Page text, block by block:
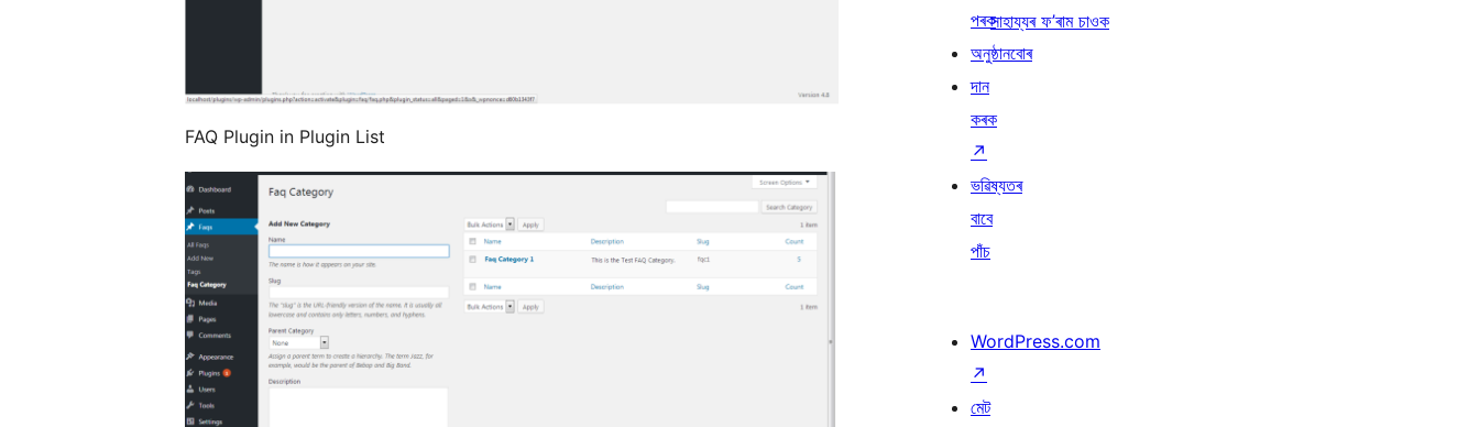
FAQ Plugin in Plugin List
সাহায্যৰ ফ’ৰাম চাওক
পৰক
অনুষ্ঠানবোৰ
দান
কৰক
↗
ভৱিষ্যতৰ
বাবে
পাঁচ
WordPress.com
↗
মেট